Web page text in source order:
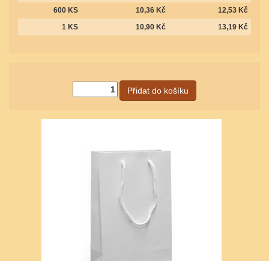
600 KS
10,36 Kč
12,53 Kč
1 KS
10,90 Kč 13,19 Kč